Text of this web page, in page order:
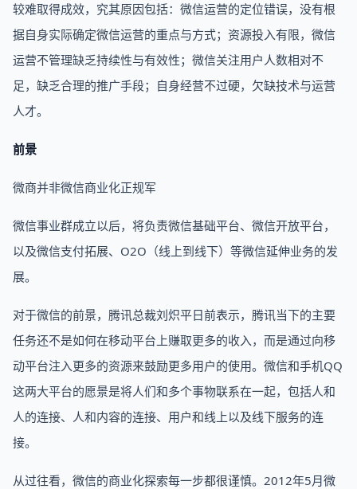
较难取得成效，究其原因包括：微信运营的定位错误，没有根
据自身实际确定微信运营的重点与方式；资源投入有限，微信
运营不管理缺乏持续性与有效性；微信关注用户人数相对不
足，缺乏合理的推广手段；自身经营不过硬，欠缺技术与运营
人才。
前景
微商并非微信商业化正规军
微信事业群成立以后，将负责微信基础平台、微信开放平台，
以及微信支付拓展、O2O（线上到线下）等微信延伸业务的发
展。
对于微信的前景，腾讯总裁刘炽平日前表示，腾讯当下的主要
任务还不是如何在移动平台上赚取更多的收入，而是通过向移
动平台注入更多的资源来鼓励更多用户的使用。微信和手机QQ
这两大平台的愿景是将人们和多个事物联系在一起，包括人和
人的连接、人和内容的连接、用户和线上以及线下服务的连
接。
从过往看，微信的商业化探索每一步都很谨慎。2012年5月微